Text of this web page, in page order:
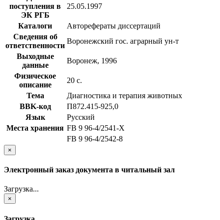
поступления в
ЭК РГБ
25.05.1997
Каталоги
Авторефераты диссертаций
Сведения об
ответственности
Воронежский гос. аграрный ун-т
Выходные
данные
Воронеж, 1996
Физическое
описание
20 с.
Тема
Диагностика и терапия животных
BBK-код
П872.415-925,0
Язык
Русский
Места хранения FB 9 96-4/2541-X
FB 9 96-4/2542-8
×
Электронный заказ документа в читальный зал
Загрузка...
×